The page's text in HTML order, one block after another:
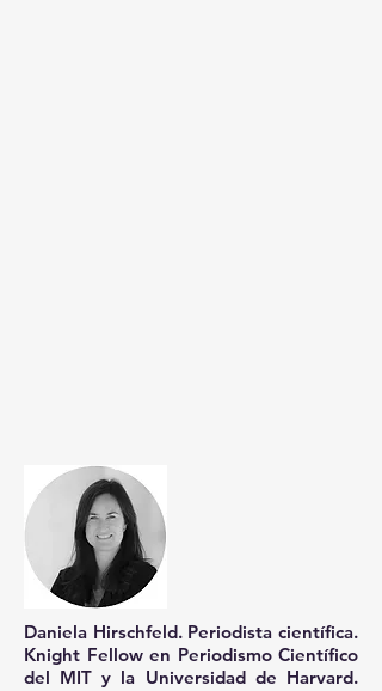
Daniela Hirschfeld. Periodista científica.
Knight Fellow en Periodismo Científico
del MIT y la Universidad de Harvard.